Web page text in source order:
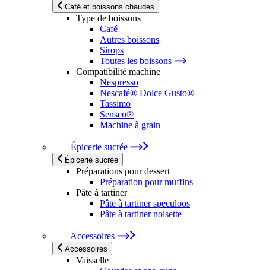
Café et boissons chaudes
Type de boissons
Café
Autres boissons
Sirops
Toutes les boissons
Compatibilité machine
Nespresso
Nescafé® Dolce Gusto®
Tassimo
Senseo®
Machine à grain
Épicerie sucrée
Épicerie sucrée
Préparations pour dessert
Préparation pour muffins
Pâte à tartiner
Pâte à tartiner speculoos
Pâte à tartiner noisette
Accessoires
Accessoires
Vaisselle